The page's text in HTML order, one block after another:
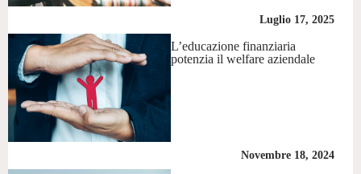
Luglio 17, 2025
L’educazione finanziaria
potenzia il welfare aziendale
Novembre 18, 2024